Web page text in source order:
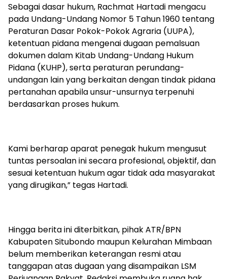
Sebagai dasar hukum, Rachmat Hartadi mengacu
pada Undang-Undang Nomor 5 Tahun 1960 tentang
Peraturan Dasar Pokok-Pokok Agraria (UUPA),
ketentuan pidana mengenai dugaan pemalsuan
dokumen dalam Kitab Undang-Undang Hukum
Pidana (KUHP), serta peraturan perundang-
undangan lain yang berkaitan dengan tindak pidana
pertanahan apabila unsur-unsurnya terpenuhi
berdasarkan proses hukum.
Kami berharap aparat penegak hukum mengusut
tuntas persoalan ini secara profesional, objektif, dan
sesuai ketentuan hukum agar tidak ada masyarakat
yang dirugikan,” tegas Hartadi.
Hingga berita ini diterbitkan, pihak ATR/BPN
Kabupaten Situbondo maupun Kelurahan Mimbaan
belum memberikan keterangan resmi atau
tanggapan atas dugaan yang disampaikan LSM